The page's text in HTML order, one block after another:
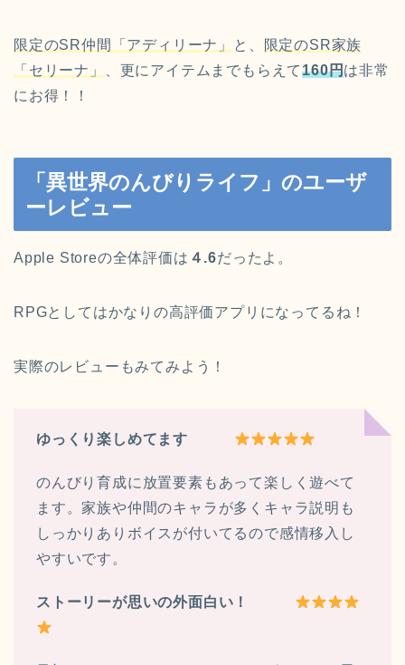
限定のSR仲間「アディリーナ」 と、
限定のSR家族
「セリーナ」
、更にアイテムまでもらえて160円は非常
にお得！！
「異世界のんびりライフ」のユーザ
ーレビュー
Apple Storeの全体評価は ４.6だったよ。
RPGとしてはかなりの高評価アプリになってるね！
実際のレビューもみてみよう！
ゆっくり楽しめてます
のんびり育成に放置要素もあって楽しく遊べて
ます。家族や仲間のキャラが多くキャラ説明も
しっかりありボイスが付いてるので感情移入し
やすいです。
ストーリーが思いの外面白い！